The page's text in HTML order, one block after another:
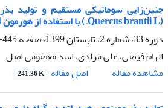
جنین‌زایی سوماتیکی مستقیم و تولید
(Quercus brantii L.) با استفاده از هورمون 2,4-D
دوره 33، شماره 2، تابستان 1399، صفحه
445-455
الهام فیضی، علی مرادی، اسد معصومی اصل
مشاهده مقاله
اصل مقاله 241.36 K